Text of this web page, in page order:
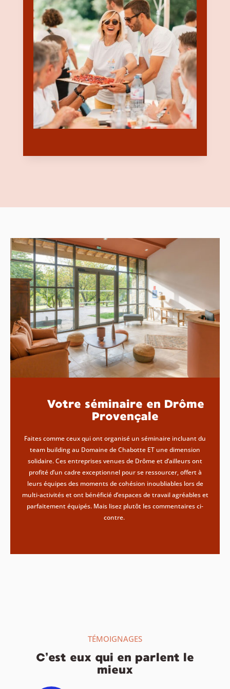
Votre séminaire en Drôme
Provençale
Faites comme ceux qui ont organisé un séminaire incluant du
team building au Domaine de Chabotte ET une dimension
solidaire. Ces entreprises venues de Drôme et d’ailleurs ont
profité d’un cadre exceptionnel pour se ressourcer, offert à
leurs équipes des moments de cohésion inoubliables lors de
multi-activités et ont bénéficié d’espaces de travail agréables et
parfaitement équipés. Mais lisez plutôt les commentaires ci-
contre.
TÉMOIGNAGES
C’est eux qui en parlent le
mieux